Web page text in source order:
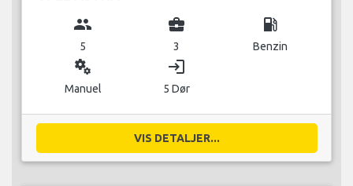
group
5
business_center
3
local_gas_station
Benzin
miscellaneous_services
Manuel
login
5 Dør
VIS DETALJER...